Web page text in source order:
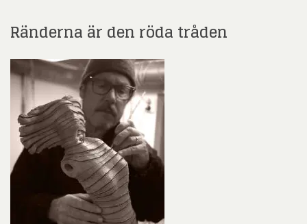
Ränderna är den röda tråden